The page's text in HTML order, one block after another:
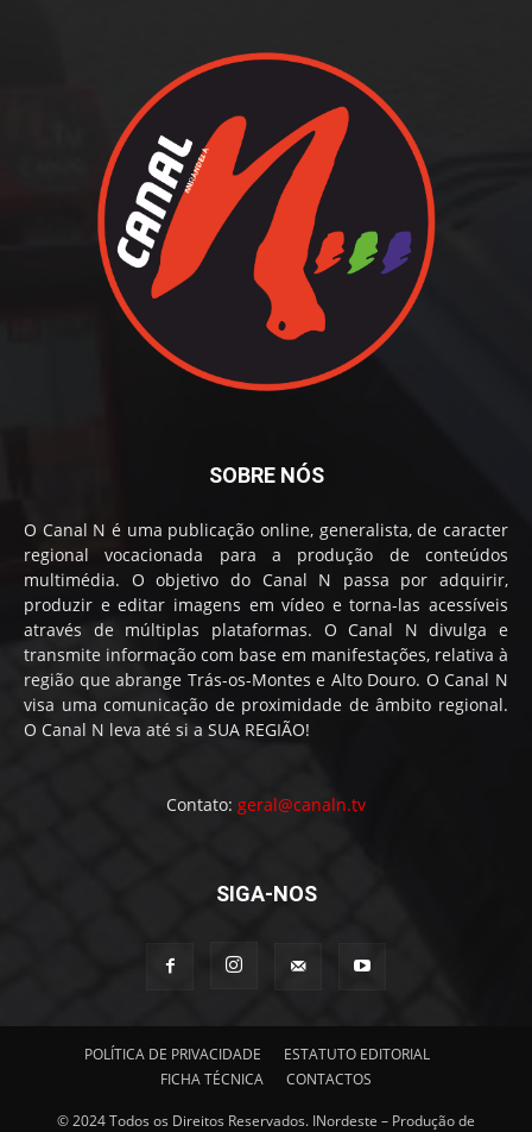
SOBRE NÓS
O Canal N é uma publicação online, generalista, de caracter
regional vocacionada para a produção de conteúdos
multimédia. O objetivo do Canal N passa por adquirir,
produzir e editar imagens em vídeo e torna-las acessíveis
através de múltiplas plataformas. O Canal N divulga e
transmite informação com base em manifestações, relativa à
região que abrange Trás-os-Montes e Alto Douro. O Canal N
visa uma comunicação de proximidade de âmbito regional.
O Canal N leva até si a SUA REGIÃO!
Contato: geral@canaln.tv
SIGA-NOS
POLÍTICA DE PRIVACIDADE
ESTATUTO EDITORIAL
FICHA TÉCNICA
CONTACTOS
© 2024 Todos os Direitos Reservados. INordeste – Produção de